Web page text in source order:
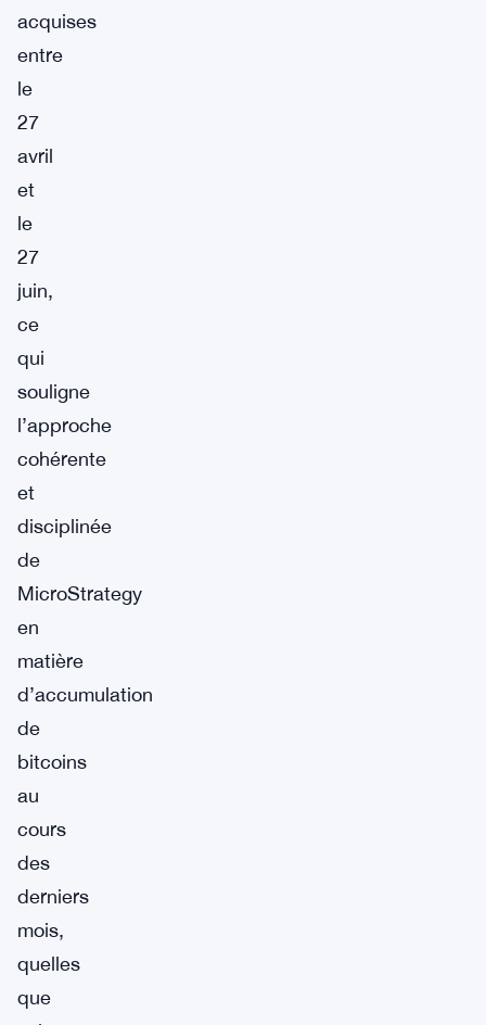
acquises
entre
le
27
avril
et
le
27
juin,
ce
qui
souligne
l’approche
cohérente
et
disciplinée
de
MicroStrategy
en
matière
d’accumulation
de
bitcoins
au
cours
des
derniers
mois,
quelles
que